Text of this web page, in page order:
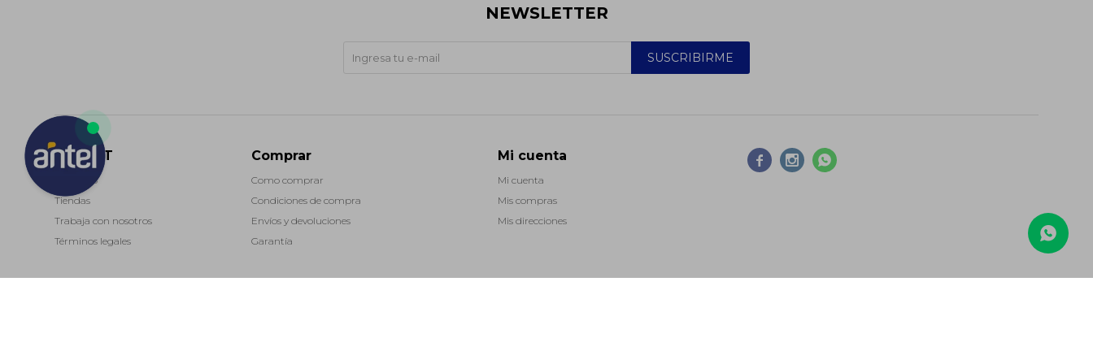
  
MARKET
Contacto
Tiendas
Trabaja con nosotros
Términos legales
Comprar
Como comprar
Condiciones de compra
Envíos y devoluciones
Garantía
Mi cuenta
Mi cuenta
Mis compras
Mis direcciones
NEWSLETTER
SUSCRIBIRME